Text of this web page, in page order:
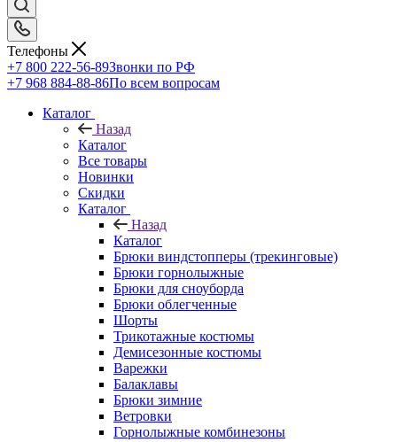
Телефоны
+7 800 222-56-89Звонки по РФ
+7 968 884-88-86По всем вопросам
Каталог
Назад
Каталог
Все товары
Новинки
Скидки
Каталог
Назад
Каталог
Брюки виндстопперы (трекинговые)
Брюки горнолыжные
Брюки для сноуборда
Брюки облегченные
Шорты
Трикотажные костюмы
Демисезонные костюмы
Варежки
Балаклавы
Брюки зимние
Ветровки
Горнолыжные комбинезоны